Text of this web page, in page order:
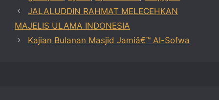
JALALUDDIN RAHMAT MELECEHKAN
MAJELIS ULAMA INDONESIA
Kajian Bulanan Masjid Jamiâ€™ Al-Sofwa